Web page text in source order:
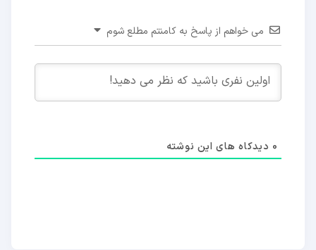
می خواهم از پاسخ به کامنتم مطلع شوم
0 دیدکاه های این نوشته